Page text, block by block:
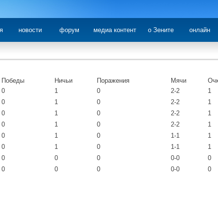
новости форум медиа контент о Зените онлайн
Победы Ничьи Поражения Мячи
0
1 0 2-2
1
0
1 0 2-2
1
0
1 0 2-2
1
0
1 0 2-2
1
0
1 0 1-1
1
0
1 0 1-1
1
0
0 0 0-0
0
0
0 0 0-0 0